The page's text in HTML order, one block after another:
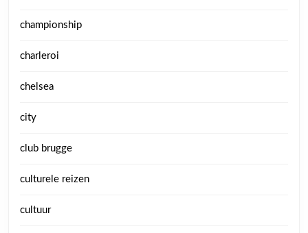
championship
charleroi
chelsea
city
club brugge
culturele reizen
cultuur